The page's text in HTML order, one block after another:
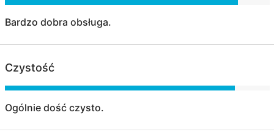
Bardzo dobra obsługa.
Czystość
Ogólnie dość czysto.